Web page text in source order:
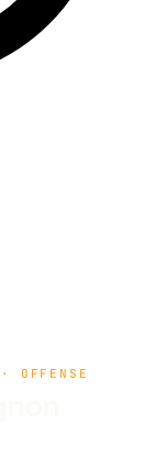
OFFENSE